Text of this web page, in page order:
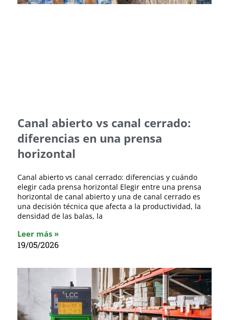
Canal abierto vs canal cerrado:
diferencias en una prensa
horizontal
Canal abierto vs canal cerrado: diferencias y cuándo
elegir cada prensa horizontal Elegir entre una prensa
horizontal de canal abierto y una de canal cerrado es
una decisión técnica que afecta a la productividad, la
densidad de las balas, la
Leer más »
19/05/2026